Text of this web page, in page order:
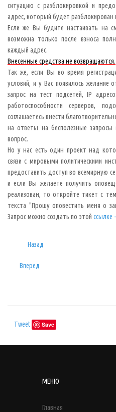
ситуацию с разблокировкой и
адрес, который будет разблокирован
Если же Вы будите настаивать на
возможна только после взноса
каждый адрес.
Внесенные средства не возвращаются.
Так же, если Вы во время
условий, и у Вас появилось желание
запрос на тест подсетей, IP
работоспособности серверов,
соглашаетесь внести
на ответы на бесполезные
вопрос.
Но у нас есть один проект над
связи с мировыми политическими
предоставить доступ во всемирную
и если Вы желаете получить
реализован, то откройте тикет с
текста "Прошу оповестить меня о
Запрос можно создать по этой ссылке
Назад
Вперед
Tweet Save
МЕНЮ
Главная